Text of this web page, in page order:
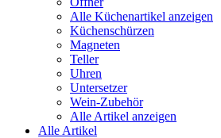
Alle Küchenartikel anzeigen
Küchenschürzen
Magneten
Teller
Uhren
Untersetzer
Wein-Zubehör
Alle Artikel anzeigen
Alle Artikel